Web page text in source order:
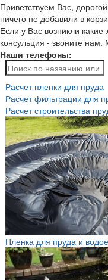
Приветствуем Вас,
ничего не добавили в
Если у Вас возникли
консульция - звоните
Наши телефоны:
Расчет пленки для пруда
Расчет фильтрации для
Расчет строительства
Пленка для пруда и